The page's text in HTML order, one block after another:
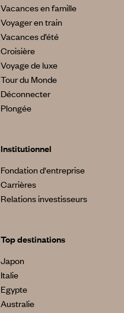
Vacances en famille
Voyager en train
Vacances d’été
Croisière
Voyage de luxe
Tour du Monde
Déconnecter
Plongée
Institutionnel
Fondation d'entreprise
Carrières
Relations investisseurs
Top destinations
Japon
Italie
Egypte
Australie